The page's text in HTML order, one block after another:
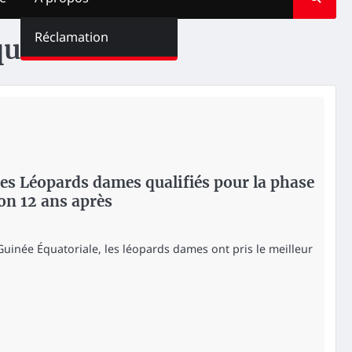
Réclamation
Léopards dames qualifiés pour la phase
12 ans après
Équatoriale, les léopards dames ont pris le meilleur